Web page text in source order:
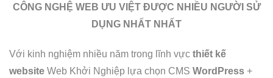
CÔNG NGHỆ WEB ƯU VIỆT ĐƯỢC NHIỀU NGƯỜI SỬ
DỤNG NHẤT NHẤT
Với kinh nghiệm nhiều năm trong lĩnh vực thiết kế
website Web Khởi Nghiệp lựa chọn CMS WordPress +